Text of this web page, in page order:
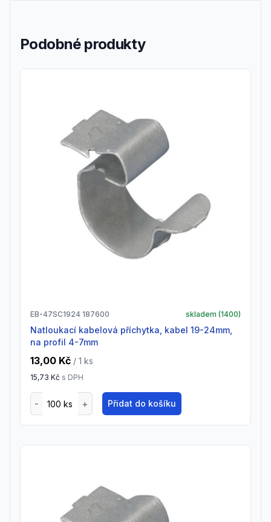
Podobné produkty
EB-47SC1924 187600 skladem (1400)
natloukací kabelová příchytka, kabel 19-24mm,
na profil 4-7mm
13,00 Kč / 1 ks
15,73 Kč s DPH
Přidat do košíku